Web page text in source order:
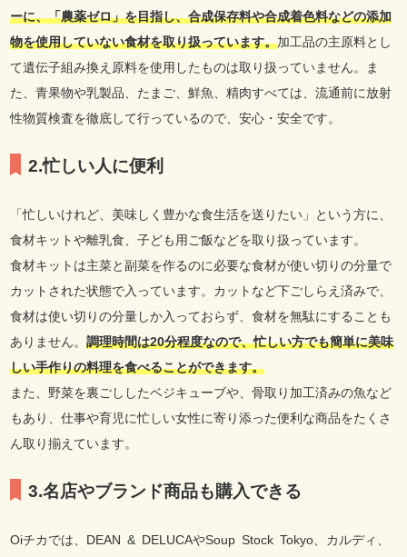
ーに、「農薬ゼロ」を目指し、合成保存料や合成着色料などの添加
物を使用していない食材を取り扱っています。加工品の主原料とし
て遺伝子組み換え原料を使用したものは取り扱っていません。ま
た、青果物や乳製品、たまご、鮮魚、精肉すべては、流通前に放射
性物質検査を徹底して行っているので、安心・安全です。
2.忙しい人に便利
「忙しいけれど、美味しく豊かな食生活を送りたい」という方に、
食材キットや離乳食、子ども用ご飯などを取り扱っています。
食材キットは主菜と副菜を作るのに必要な食材が使い切りの分量で
カットされた状態で入っています。カットなど下ごしらえ済みで、
食材は使い切りの分量しか入っておらず、食材を無駄にすることも
ありません。調理時間は20分程度なので、忙しい方でも簡単に美味
しい手作りの料理を食べることができます。
また、野菜を裏ごししたベジキューブや、骨取り加工済みの魚など
もあり、仕事や育児に忙しい女性に寄り添った便利な商品をたくさ
ん取り揃えています。
3.名店やブランド商品も購入できる
Oiチカでは、DEAN & DELUCAやSoup Stock Tokyo、カルディ、